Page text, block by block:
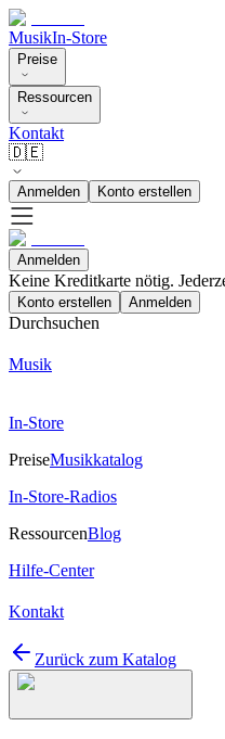
MusikIn-Store
Preise
Ressourcen
Kontakt
🇩🇪
Anmelden Konto erstellen
Anmelden
Keine Kreditkarte nötig.
Konto erstellen Anmelden
Durchsuchen
Musik
In-Store
PreiseMusikkatalog
In-Store-Radios
RessourcenBlog
Hilfe-Center
Kontakt
Zurück zum Katalog